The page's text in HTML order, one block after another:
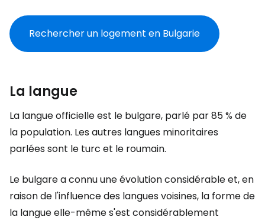
Rechercher un logement en Bulgarie
La langue
La langue officielle est le bulgare, parlé par 85 % de
la population. Les autres langues minoritaires
parlées sont le turc et le roumain.
Le bulgare a connu une évolution considérable et, en
raison de l'influence des langues voisines, la forme de
la langue elle-même s'est considérablement